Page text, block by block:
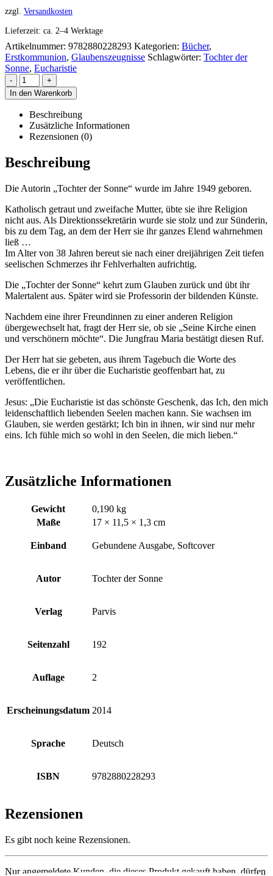
zzgl. Versandkosten
Lieferzeit: ca. 2–4 Werktage
Artikelnummer: 9782880228293 Kategorien: Bücher,
Erstkommunion, Glaubenszeugnisse Schlagwörter: Tochter der
Sonne, Eucharistie
-
+
In den Warenkorb
Beschreibung
Zusätzliche Informationen
Rezensionen (0)
Beschreibung
Die Autorin „Tochter der Sonne“ wurde im Jahre 1949 geboren.
Katholisch getraut und zweifache Mutter, übte sie ihre Religion
nicht aus. Als Direktionssekretärin wurde sie stolz und zur Sünderin,
bis zu dem Tag, an dem der Herr sie ihr ganzes Elend wahrnehmen
ließ …
Im Alter von 38 Jahren bereut sie nach einer dreijährigen Zeit tiefen
seelischen Schmerzes ihr Fehlverhalten aufrichtig.
Die „Tochter der Sonne“ kehrt zum Glauben zurück und übt ihr
Malertalent aus. Später wird sie Professorin der bildenden Künste.
Nachdem eine ihrer Freundinnen zu einer anderen Religion
übergewechselt hat, fragt der Herr sie, ob sie „Seine Kirche einen
und verschönern möchte“. Die Jungfrau Maria bestätigt diesen Ruf.
Der Herr hat sie gebeten, aus ihrem Tagebuch die Worte des
Lebens, die er ihr über die Eucharistie geoffenbart hat, zu
veröffentlichen.
Jesus: „Die Eucharistie ist das schönste Geschenk, das Ich, den mich
leidenschaftlich liebenden Seelen machen kann. Sie wachsen im
Glauben, sie werden gestärkt; Ich bin in ihnen, wir sind nur mehr
eins. Ich fühle mich so wohl in den Seelen, die mich lieben.“
Zusätzliche Informationen
Gewicht
0,190 kg
Maße
17 × 11,5 × 1,3 cm
Einband Gebundene Ausgabe, Softcover
Autor Tochter der Sonne
Verlag Parvis
Seitenzahl 192
Auflage 2
Erscheinungsdatum 2014
Sprache Deutsch
ISBN 9782880228293
Rezensionen
Es gibt noch keine Rezensionen.
Nur angemeldete Kunden, die dieses Produkt gekauft haben, dürfen